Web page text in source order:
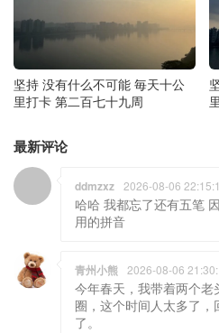
坚持 没有什么不可能 毎天十公
里打卡 第二百七十九周
最新评论
ddmzxz 2026-08-06
哈哈 我都忘了还有五笔
用的拼音
青州小熊 2026-08-06
今年春天，我带着两个
圈，这个时间人太多了
了。